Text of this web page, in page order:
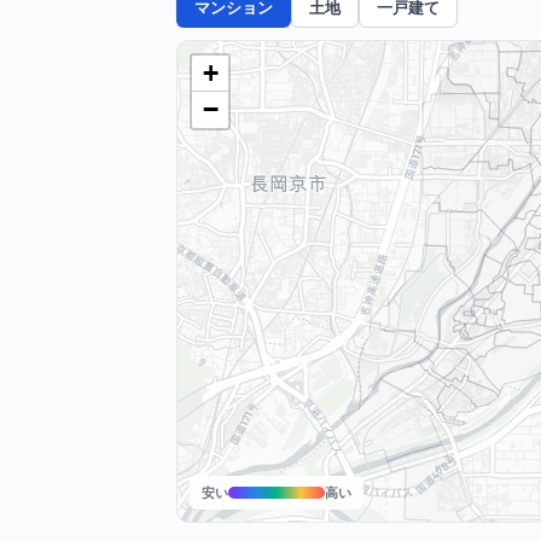
マンション 土地 一戸建て
+
−
安い 高い